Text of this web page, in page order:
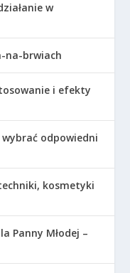
w
na-brwiach
i efekty
odpowiedni
kosmetyki
Panny Młodej –